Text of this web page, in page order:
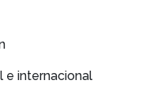
e internacional